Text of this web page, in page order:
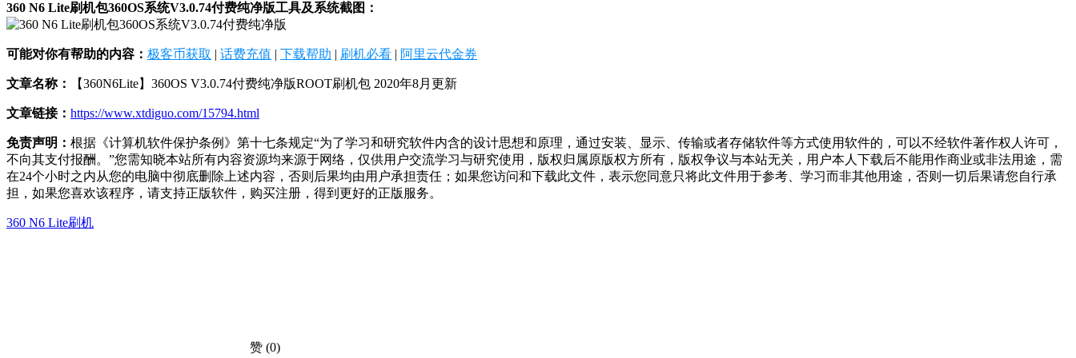
360 N6 Lite刷机包360OS系统V3.0.74付费纯净版工具及系统截图：
可能对你有帮助的内容： 极客币获取 | 话费充值 | 下载帮助 | 刷机必看 | 阿里云代金券
文章名称： 【360N6Lite】360OS V3.0.74付费纯净版ROOT刷机包 2020年8月更新
文章链接： https://www.xtdiguo.com/15794.html
免责声明： 根据《计算机软件保护条例》第十七条规定“为了学习和研究软件内含的设计思想和原理，通过安装、显示、传输或者存储软件等方式使用软件的，可以不经软件著作权人许可，
不向其支付报酬。”您需知晓本站所有内容资源均来源于网络，仅供用户交流学习与研究使用，版权归属原版权方所有，版权争议与本站无关，用户本人下载后不能用作商业或非法用途，需
在24个小时之内从您的电脑中彻底删除上述内容，否则后果均由用户承担责任；如果您访问和下载此文件，表示您同意只将此文件用于参考、学习而非其他用途，否则一切后果请您自行承
担，如果您喜欢该程序，请支持正版软件，购买注册，得到更好的正版服务。
360 N6 Lite刷机
赞 (0)